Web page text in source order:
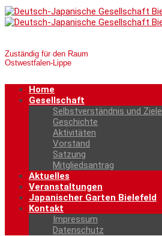
Zuständig für den Raum
Ostwestfalen-Lippe
Home
Gesellschaft
Selbstverständnis und Ziele
Geschichte
Aktivitäten
Vorstand
Satzung
Mitgliedsantrag
Aktuelles
Veranstaltungen
Japanischer Garten Bielefeld
Kontakt
Impressum
Datenschutz